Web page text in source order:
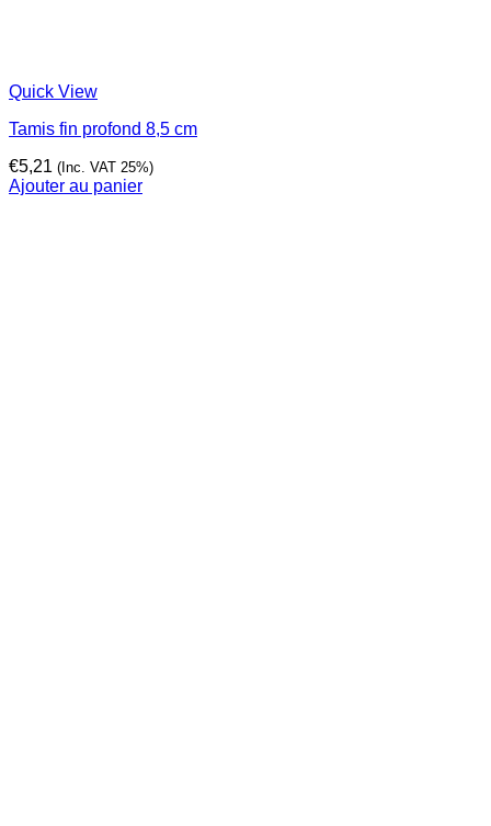
Quick View
Tamis fin profond 8,5 cm
€5,21 (Inc. VAT 25%)
Ajouter au panier